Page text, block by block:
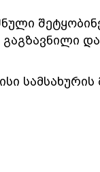
და
სამსახურის